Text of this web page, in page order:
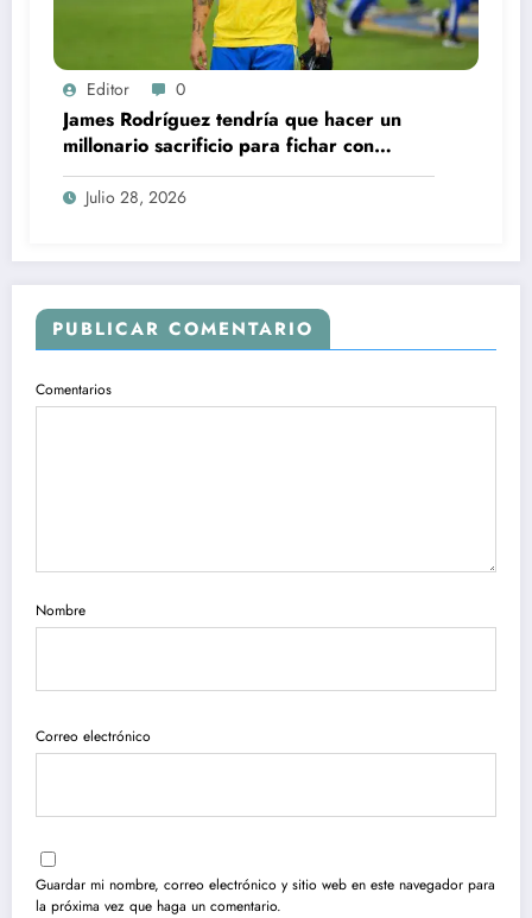
Editor 0
James Rodríguez tendría que hacer un
millonario sacrificio para fichar con
América: la rebaja salarial que podría
cambiarlo todo
Julio 28, 2026
PUBLICAR COMENTARIO
Comentarios
Nombre
Correo electrónico
Guardar mi nombre, correo electrónico y sitio web en este navegador para
la próxima vez que haga un comentario.